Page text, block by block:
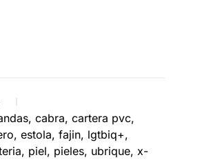
, cabra, cartera pvc,
, estola, fajin, lgtbiq+,
, piel, pieles, ubrique, x-